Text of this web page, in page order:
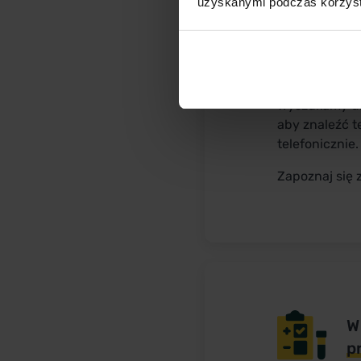
Wyszukamy
aby znaleźć
telefonicznie.
Zapoznaj się